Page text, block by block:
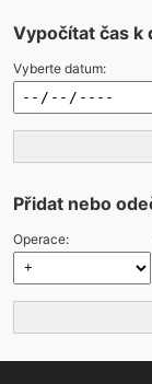
Vypočítat čas k
Vyberte datum:
Přidat nebo
Operace: